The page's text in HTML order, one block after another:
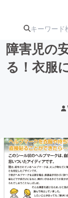
テク
映像
障害児の
る！衣服